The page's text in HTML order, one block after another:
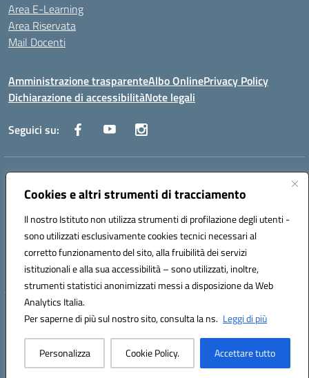
Cookies e altri strumenti di tracciamento
Il nostro Istituto non utilizza strumenti di profilazione degli utenti -
sono utilizzati esclusivamente cookies tecnici necessari al
corretto funzionamento del sito, alla fruibilità dei servizi
istituzionali e alla sua accessibilità – sono utilizzati, inoltre,
strumenti statistici anonimizzati messi a disposizione da Web
Analytics Italia.
Per saperne di più sul nostro sito, consulta la ns. Leggi di più
Personalizza Cookie Policy. Accettare tutto
Area E-Learning
Area Riservata
Mail Docenti
Amministrazione trasparenteAlbo OnlinePrivacy Policy
Dichiarazione di accessibilitàNote legali
Seguici su:
Indirizzo:
Centralino:0885 417864 Email:fgpc180008@istruzione.it
Codice fiscale: 90043150714
Codice meccanografico:
FGPC180008
Codice Indice delle Pubbliche Amministrazioni (IPA): lzcc
Hosting & Powered by 3D Solution S.r.l.
Concept & Design by Designers Italia